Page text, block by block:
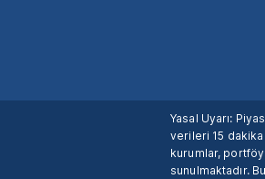
Yasal Uyarı:
verileri 15 dakika
kurumlar,
sunulmaktadır.